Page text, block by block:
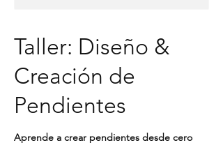
Taller: Diseño &
Creación de
Pendientes
Aprende a crear pendientes desde cero